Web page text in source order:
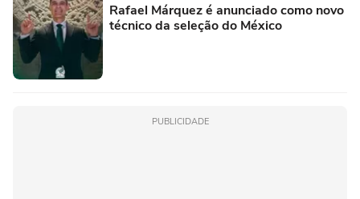
Rafael Márquez é anunciado como novo
técnico da seleção do México
PUBLICIDADE